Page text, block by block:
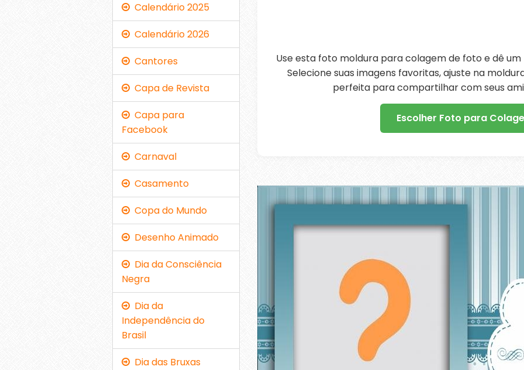
Use esta foto moldura para colagem de foto e dê um
Selecione suas imagens favoritas, ajuste na
perfeita para compartilhar com seus
Escolher Foto para
Calendário 2025
Calendário 2026
Cantores
Capa de Revista
Capa para
Facebook
Carnaval
Casamento
Copa do Mundo
Desenho Animado
Dia da Consciência
Negra
Dia da
Independência do
Brasil
Dia das Bruxas